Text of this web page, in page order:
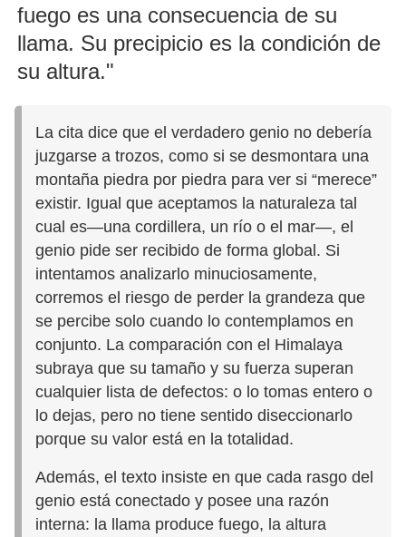
fuego es una consecuencia de su
llama. Su precipicio es la condición de
su altura."
La cita dice que el verdadero genio no debería
juzgarse a trozos, como si se desmontara una
montaña piedra por piedra para ver si “merece”
existir. Igual que aceptamos la naturaleza tal
cual es—una cordillera, un río o el mar—, el
genio pide ser recibido de forma global. Si
intentamos analizarlo minuciosamente,
corremos el riesgo de perder la grandeza que
se percibe solo cuando lo contemplamos en
conjunto. La comparación con el Himalaya
subraya que su tamaño y su fuerza superan
cualquier lista de defectos: o lo tomas entero o
lo dejas, pero no tiene sentido diseccionarlo
porque su valor está en la totalidad.
Además, el texto insiste en que cada rasgo del
genio está conectado y posee una razón
interna: la llama produce fuego, la altura